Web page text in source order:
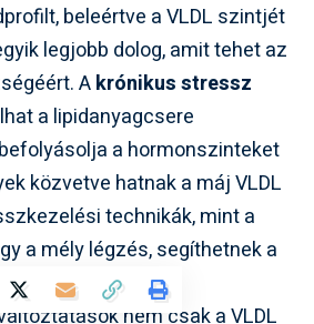
beleértve a VLDL szintjét
legjobb dolog, amit tehet az
Akrónikus stressz
a lipidanyagcsere
a hormonszinteket
közvetve hatnak a máj VLDL
technikák, mint a
a mély légzés, segíthetnek a
nem csak a VLDL